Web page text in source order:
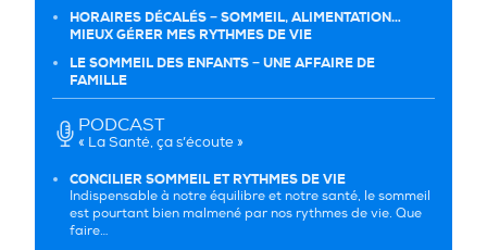
HORAIRES DÉCALÉS − SOMMEIL, ALIMENTATION…
MIEUX GÉRER MES RYTHMES DE VIE
LE SOMMEIL DES ENFANTS − UNE AFFAIRE DE
FAMILLE
PODCAST
« La Santé, ça s’écoute »
CONCILIER SOMMEIL ET RYTHMES DE VIE
Indispensable à notre équilibre et notre santé, le sommeil
est pourtant bien malmené par nos rythmes de vie. Que
faire…